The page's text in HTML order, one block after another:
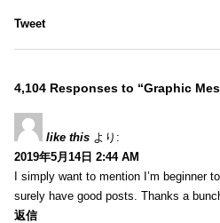
Tweet
4,104 Responses to “Graphic
like this より:
2019年5月14日 2:44 AM
I simply want to mention I’m beginner
surely have good posts. Thanks a
返信